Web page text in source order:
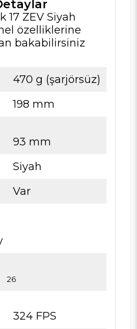
17 ZEV Siyah
özelliklerine
bakabilirsiniz
470 g (şarjörsüz)
198 mm
93 mm
Siyah
Var
26
324 FPS